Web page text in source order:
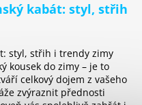
kabát: styl, střih
styl, střih i trendy zimy
kousek do zimy – je to
celkový dojem z vašeho
zvýraznit přednosti